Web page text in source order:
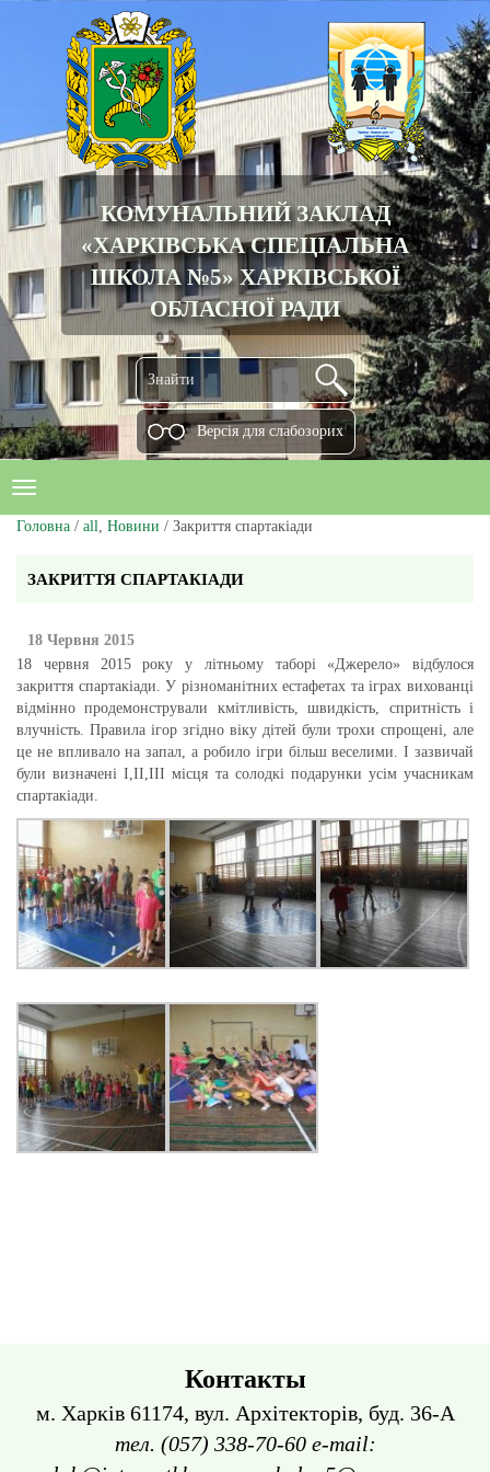
КОМУНАЛЬНИЙ ЗАКЛАД
«ХАРКІВСЬКА СПЕЦІАЛЬНА
ШКОЛА №5» ХАРКІВСЬКОЇ
ОБЛАСНОЇ РАДИ
Версiя для слабозорих
Головна / all, Новини / Закриття спартакіади
ЗАКРИТТЯ СПАРТАКІАДИ
18 Червня 2015
18 червня 2015 року у літньому таборі «Джерело» відбулося
закриття спартакіади. У різноманітних естафетах та іграх вихованці
відмінно продемонстрували кмітливість, швидкість, спритність і
влучність. Правила ігор згідно віку дітей були трохи спрощені, але
це не впливало на запал, а робило ігри більш веселими. І зазвичай
були визначені І,ІІ,ІІІ місця та солодкі подарунки усім учасникам
спартакіади.
Контакты
м. Харків 61174, вул. Архітекторів, буд. 36-А
тел. (057) 338-70-60 e-mail: